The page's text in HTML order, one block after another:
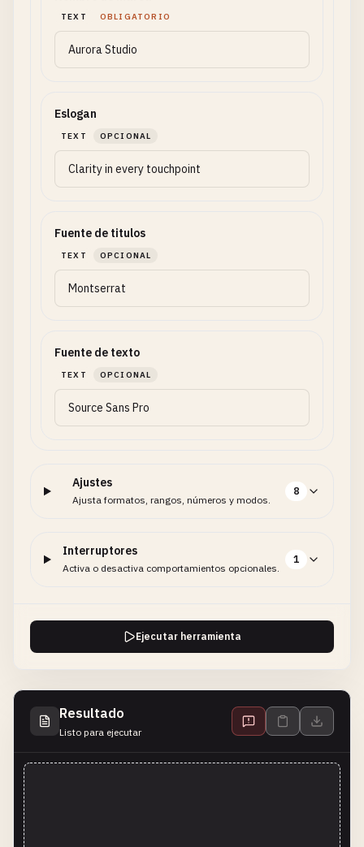
TEXT OBLIGATORIO
Eslogan
TEXT OPCIONAL
Fuente de titulos
TEXT OPCIONAL
Fuente de texto
TEXT OPCIONAL
Ajustes
Ajusta formatos, rangos, números y modos.
8
Interruptores
Activa o desactiva comportamientos opcionales.
1
Ejecutar herramienta
Resultado
Listo para ejecutar